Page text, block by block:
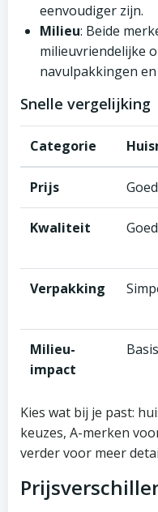
eenvoudiger zijn.
Milieu: Beide
milieuvriendelijke
navulpakkingen
Snelle vergelijking
Categorie
Prijs
Kwaliteit
Verpakking
Milieu-
impact
Kies wat bij je past:
keuzes, A-merken
verder voor meer